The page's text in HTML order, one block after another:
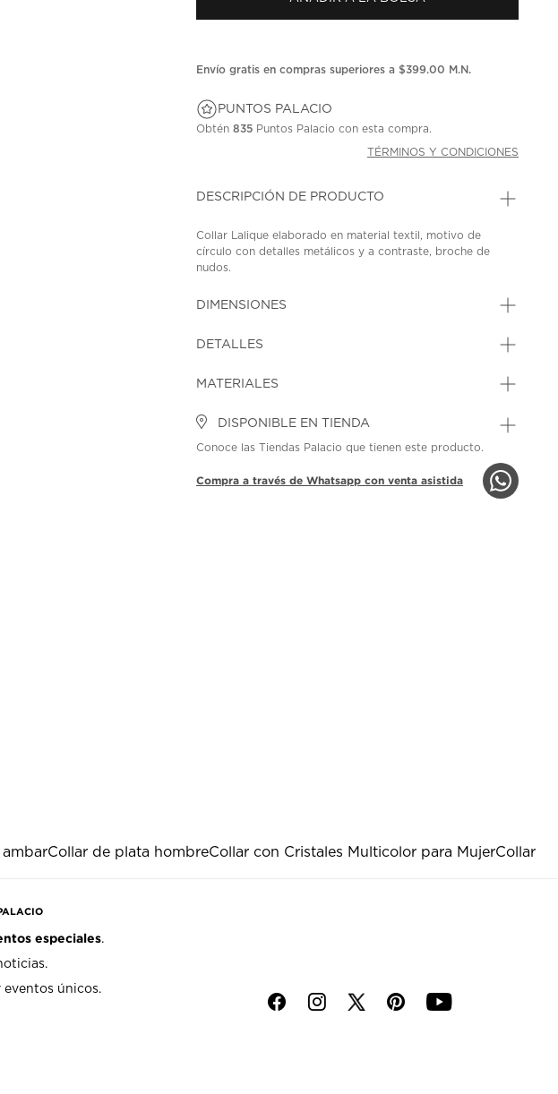
la
Envío gratis en compras superiores a $399.00 M.N.
PUNTOS PALACIO
Obtén835 Puntos Palacio con esta compra.
TÉRMINOS Y CONDICIONES
DESCRIPCIÓN DE PRODUCTO
Collar Lalique elaborado en material textil, motivo de
círculo con detalles metálicos y a contraste, broche de
nudos.
DIMENSIONES
DETALLES
MATERIALES
DISPONIBLE EN TIENDA
Conoce las Tiendas Palacio que tienen este producto.
Compra a través de Whatsapp con venta asistida
ambarCollar de plata hombreCollar con Cristales Multicolor para MujerCollar
especiales.
eventos únicos.
f i p y